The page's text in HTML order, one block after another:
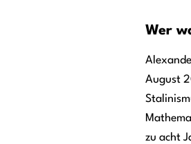
Wer
August
zu acht